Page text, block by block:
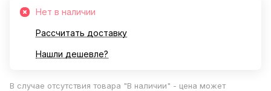
Нет в наличии
Рассчитать доставку
Нашли дешевле?
В случае отсутствия товара "В наличии" - цена может